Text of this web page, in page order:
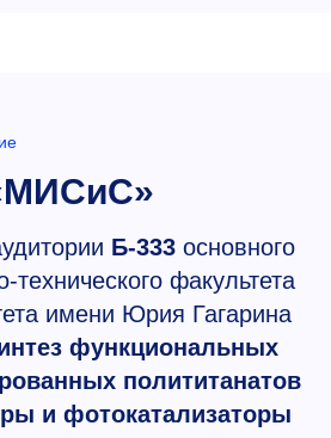
Б-333основного
факультета
имени Юрия Гагарина
функциональных
полититанатов
и фотокатализаторы